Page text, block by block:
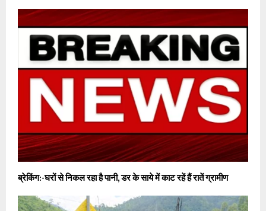
ब्रेकिंग:-घरों से निकल रहा है पानी, डर के साये में काट रहें हैं रातें ग्रामीण